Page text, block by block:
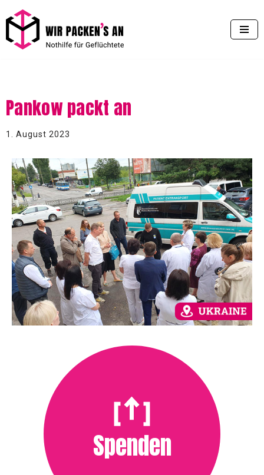
Zum
Inhalt
Pankow packt an
1. August 2023
Spenden